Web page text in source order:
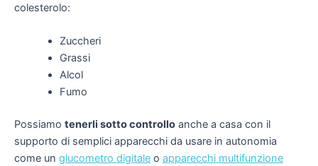
colesterolo:
Zuccheri
Grassi
Alcol
Fumo
Possiamo tenerli sotto controllo anche a casa con il
supporto di semplici apparecchi da usare in autonomia
come un glucometro digitale o apparecchi multifunzione